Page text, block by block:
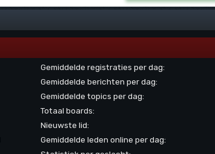
Gemiddelde registraties per dag:
Gemiddelde berichten per dag:
Gemiddelde topics per dag:
Totaal boards:
Nieuwste lid:
Gemiddelde leden online per dag: